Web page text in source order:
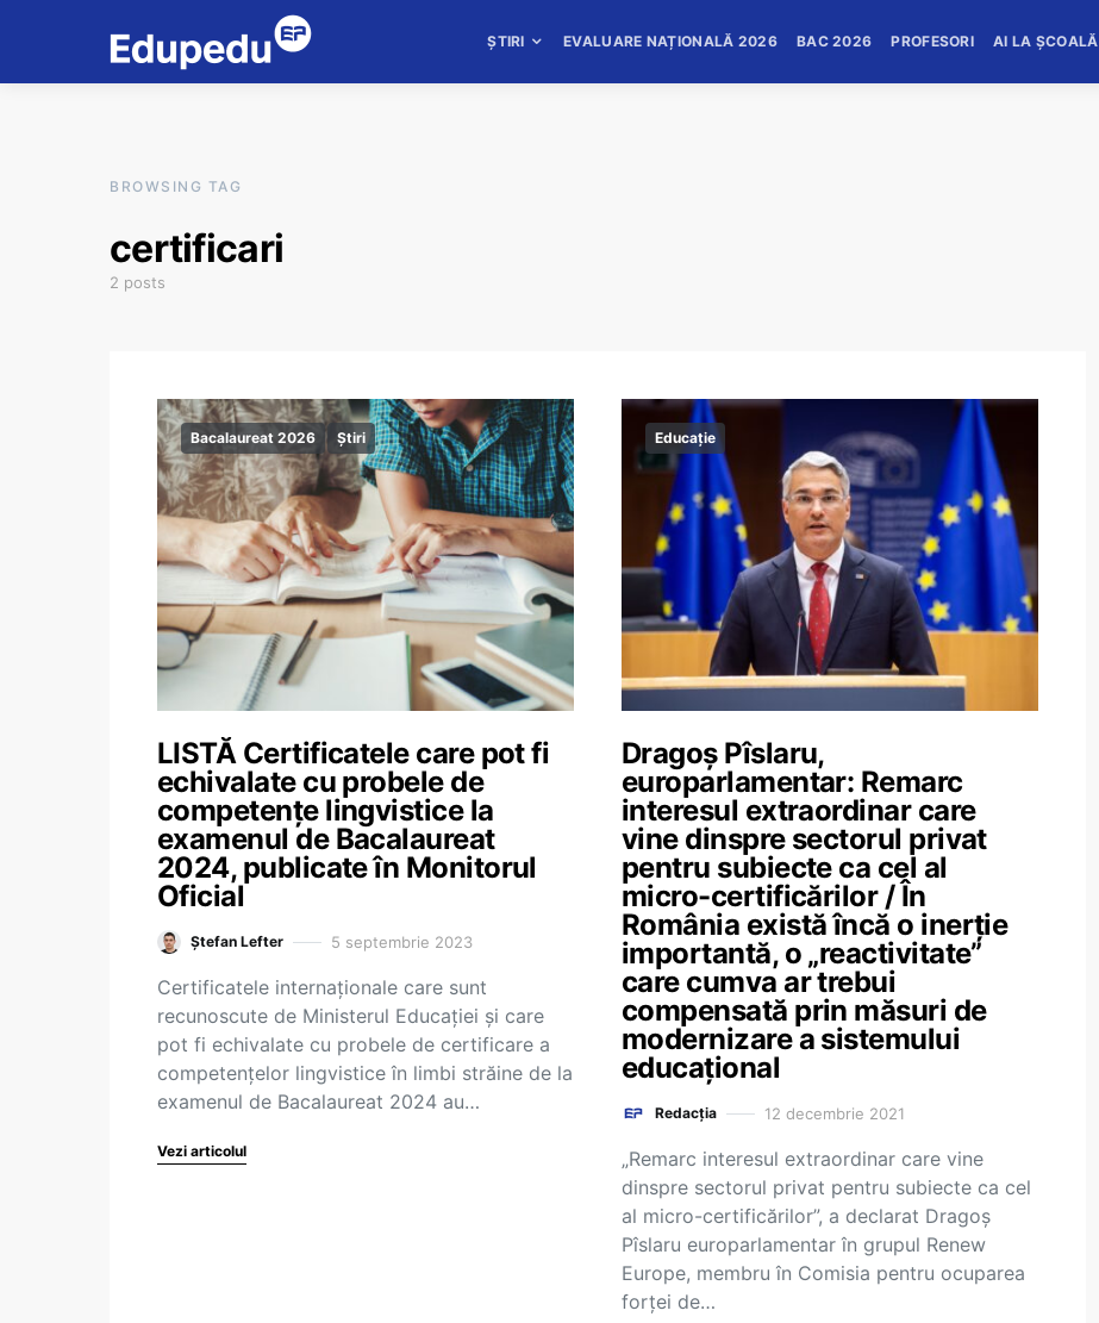
ȘTIRI EVALUARE NAȚIONALĂ 2026 BAC 2026 PROFESORI AI LA ȘCOALĂ
BROWSING TAG
certificari
2 posts
Bacalaureat 2026 Știri
LISTĂ Certificatele care pot fi
echivalate cu probele de
competențe lingvistice la
examenul de Bacalaureat
2024, publicate în Monitorul
Oficial
Ștefan Lefter 5 septembrie 2023
Certificatele internaționale care sunt
recunoscute de Ministerul Educației și care
pot fi echivalate cu probele de certificare a
competențelor lingvistice în limbi străine de la
examenul de Bacalaureat 2024 au…
Vezi articolul
Educație
Dragoș Pîslaru,
europarlamentar: Remarc
interesul extraordinar care
vine dinspre sectorul privat
pentru subiecte ca cel al
micro-certificărilor / În
România există încă o inerție
importantă, o „reactivitate”
care cumva ar trebui
compensată prin măsuri de
modernizare a sistemului
educațional
Redacția 12 decembrie 2021
„Remarc interesul extraordinar care vine
dinspre sectorul privat pentru subiecte ca cel
al micro-certificărilor”, a declarat Dragoș
Pîslaru europarlamentar în grupul Renew
Europe, membru în Comisia pentru ocuparea
forței de…